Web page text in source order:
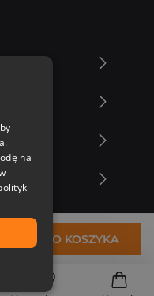
DO KOSZYKA
na